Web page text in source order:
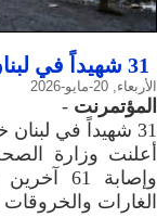
31 شهيداً في لبنان خلال 24 ساعة
الأربعاء, 20-مايو-2026
المؤتمرنت -
31 شهيداً في لبنان خلال 24 ساعة
الغارات والخروقات